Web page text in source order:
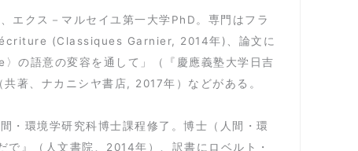
エクス－マルセイユ第一大学PhD。専門はフラ
(Classiques Garnier, 2014年)、論文に
の語意の変容を通して」（『慶應義塾大学日吉
著、ナカニシヤ書店, 2017年）などがある。
・環境学研究科博士課程修了。博士（人間・環
』（人文書院、2014年）、訳書にロベルト・